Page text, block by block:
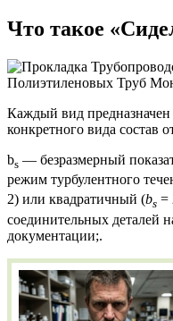
Что такое
Каждый вид предназначен
конкретного вида состав
bs — безразмерный
режим турбулентного
2) или квадратичный (bs =
соединительных деталей
документации;.